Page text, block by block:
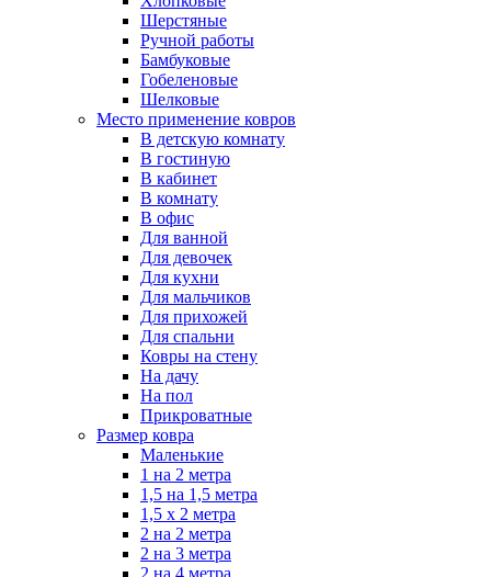
Шерстяные
Ручной работы
Бамбуковые
Гобеленовые
Шелковые
Место применение ковров
В детскую комнату
В гостиную
В кабинет
В комнату
В офис
Для ванной
Для девочек
Для кухни
Для мальчиков
Для прихожей
Для спальни
Ковры на стену
На дачу
На пол
Прикроватные
Размер ковра
Маленькие
1 на 2 метра
1,5 на 1,5 метра
1,5 х 2 метра
2 на 2 метра
2 на 3 метра
2 на 4 метра